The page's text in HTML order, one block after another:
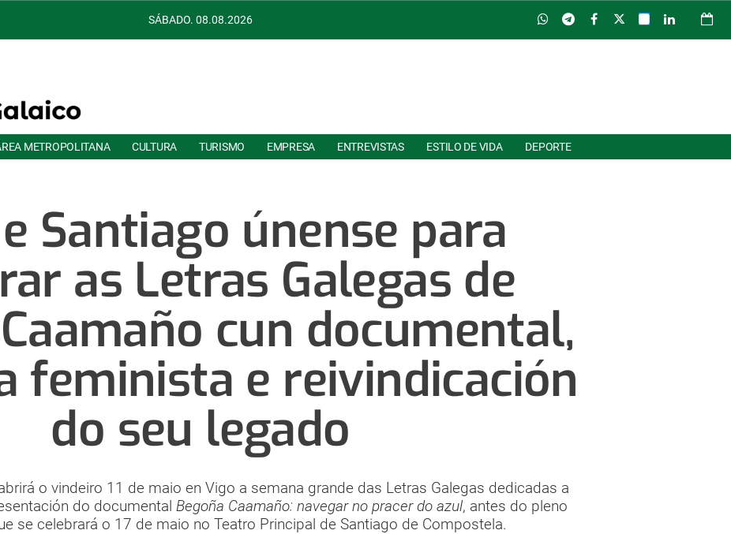
SÁBADO. 08.08.2026
METROPOLITANA CULTURA TURISMO EMPRESA ENTREVISTAS ESTILO DE VIDA DEPORTE
Santiago únense para
as Letras Galegas de
cun documental,
feminista e reivindicación
do seu legado
o vindeiro 11 de maio en Vigo a semana grande das Letras Galegas dedicadas a
do documental Begoña Caamaño: navegar no pracer do azul, antes do pleno
se celebrará o 17 de maio no Teatro Principal de Santiago de Compostela.